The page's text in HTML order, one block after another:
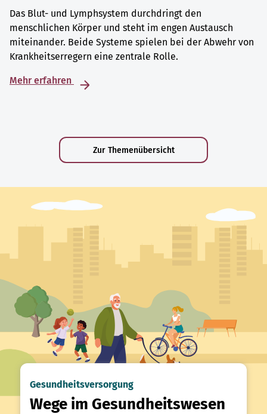
Das Blut- und Lymphsystem durchdringt den
menschlichen Körper und steht im engen Austausch
miteinander. Beide Systeme spielen bei der Abwehr von
Krankheitserregern eine zentrale Rolle.
Mehr erfahren
Zur Themenübersicht
Gesundheitsversorgung
Wege im Gesundheitswesen